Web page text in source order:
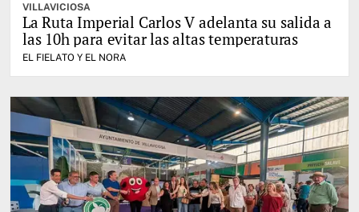
VILLAVICIOSA
La Ruta Imperial Carlos V adelanta su salida a
las 10h para evitar las altas temperaturas
EL FIELATO Y EL NORA